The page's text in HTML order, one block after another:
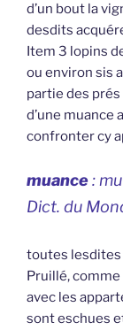
d’un bout la
desdits
Item 3 lopins
ou environ sis
partie des
d’une muance
confronter cy
muance:
Dict. du
toutes lesdites
Pruillé,
avec les
sont eschues